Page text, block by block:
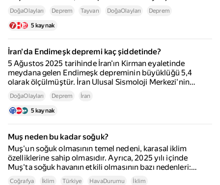
üssü yakınındaki halka cep telefonları ve TV uyarıları ile
bildirildiği bilinmektedir. Daha fazla bilgi için aşağıdaki
kaynaklar incelenebilir: bbc.com; tr.euronews.com;
DoğaOlayları Deprem Tayvan DoğaOlayları Deprem
5 kaynak
İran'da Endimeşk depremi kaç şiddetinde?
5 Ağustos 2025 tarihinde İran'ın Kirman eyaletinde
meydana gelen Endimeşk depreminin büyüklüğü 5,4
olarak ölçülmüştür. İran Ulusal Sismoloji Merkezi'nin
verilerine göre, deprem yerel saatle 08.36'da kaydedilmiş
ve 28 kilometre derinlikte gerçekleşmiştir.
DoğaOlayları Deprem İran
5 kaynak
Muş neden bu kadar soğuk?
Muş'un soğuk olmasının temel nedeni, karasal iklim
özelliklerine sahip olmasıdır. Ayrıca, 2025 yılı içinde
Muş'ta soğuk havanın etkili olmasının bazı nedenleri:
Dondurucu soğuklar. Kırağı ve buz tabakaları.
Coğrafya İklim Türkiye HavaDurumu İklim